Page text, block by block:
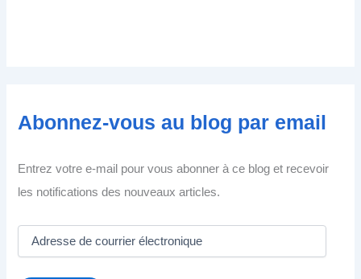
Abonnez-vous au blog par email
Entrez votre e-mail pour vous abonner à ce blog et recevoir
les notifications des nouveaux articles.